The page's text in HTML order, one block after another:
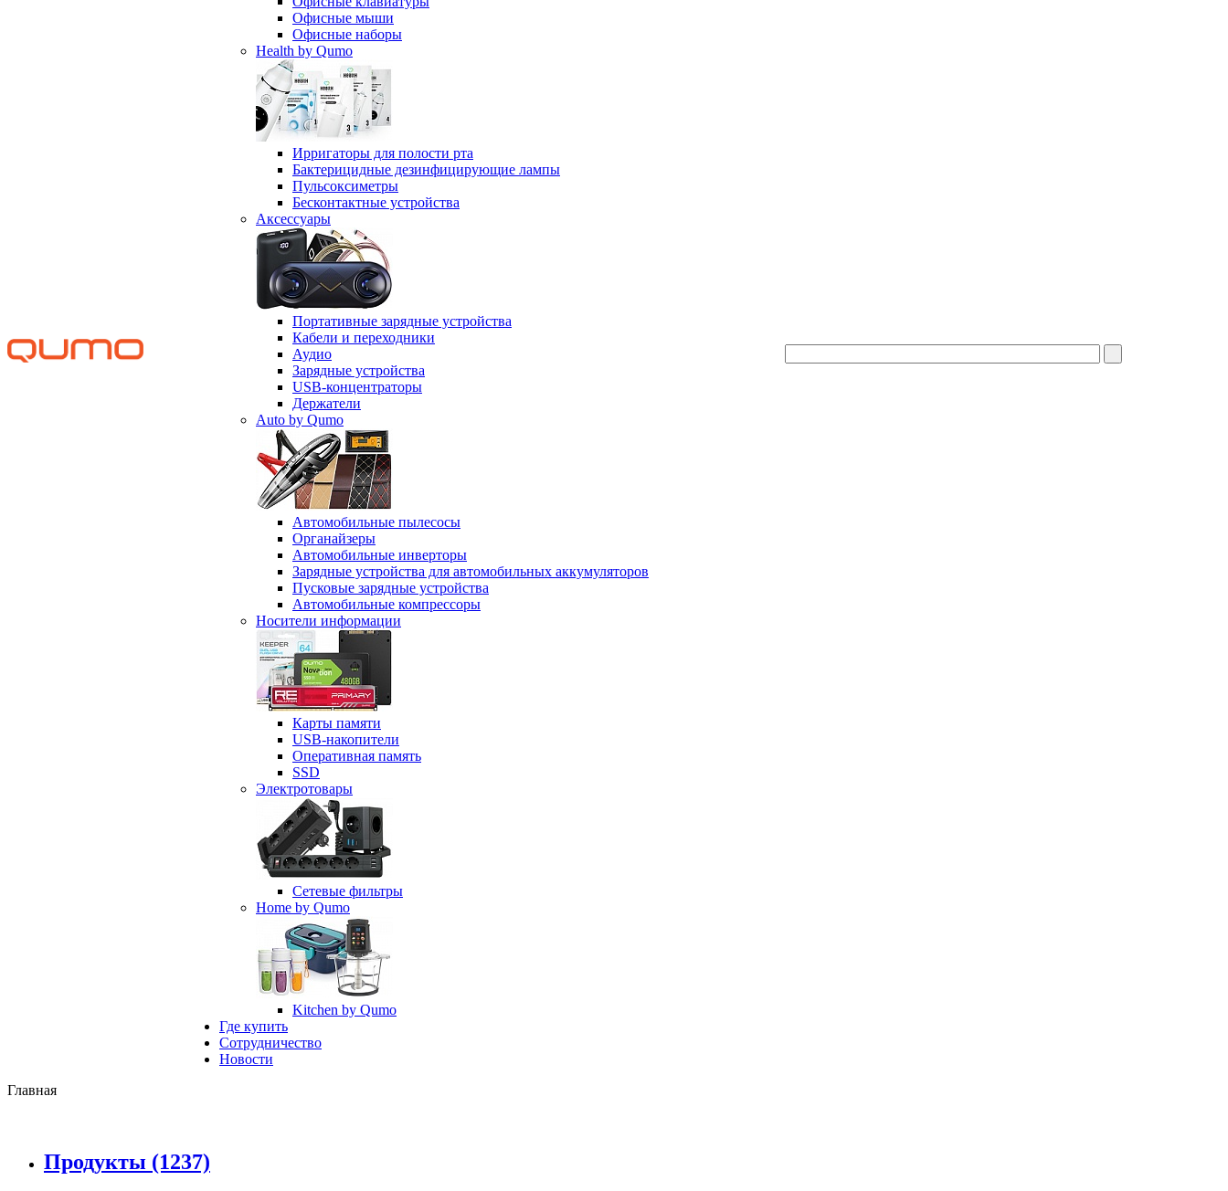
Офисные мыши
Офисные наборы
Health by Qumo
Ирригаторы для полости рта
Бактерицидные дезинфицирующие лампы
Пульсоксиметры
Бесконтактные устройства
Аксессуары
Портативные зарядные устройства
Кабели и переходники
Аудио
Зарядные устройства
USB-концентраторы
Держатели
Auto by Qumo
Автомобильные пылесосы
Органайзеры
Автомобильные инверторы
Зарядные устройства для автомобильных аккумуляторов
Пусковые зарядные устройства
Автомобильные компрессоры
Носители информации
Карты памяти
USB-накопители
Оперативная память
SSD
Электротовары
Сетевые фильтры
Home by Qumo
Kitchen by Qumo
Где купить
Сотрудничество
Новости
Главная
Продукты (1237)